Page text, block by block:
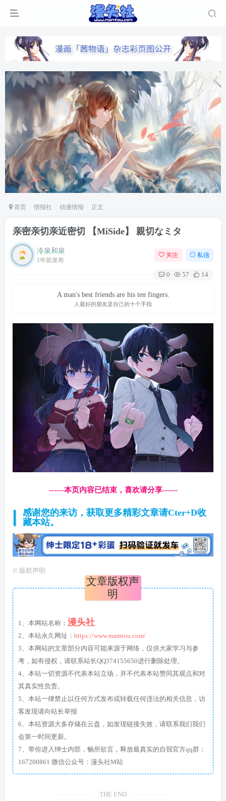
首页 情报社 动漫情报 正文
亲密亲切亲近密切 【MiSide】 親切なミタ
冷泉和泉
1年前发布
关注 私信
0 57 14
A man's best friends are his ten fingers.
人最好的朋友是自己的十个手指
------本页内容已结束，喜欢请分享------
感谢您的来访，获取更多精彩文章请Cter+D收
藏本站。
© 版权声明
文章版权声
明
1、本网站名称： 漫头社
2、本站永久网址： https://www.mamtou.com/
3、本网站的文章部分内容可能来源于网络，仅供大家学习与参
考，如有侵权，请联系站长QQ374155650进行删除处理。
4、本站一切资源不代表本站立场，并不代表本站赞同其观点和对
其真实性负责。
5、本站一律禁止以任何方式发布或转载任何违法的相关信息，访
客发现请向站长举报
6、本站资源大多存储在云盘，如发现链接失效，请联系我们我们
会第一时间更新。
7、带你进入绅士内部，畅所欲言，释放最真实的自我官方qq群：
167200861 微信公众号：漫头社M站
THE END